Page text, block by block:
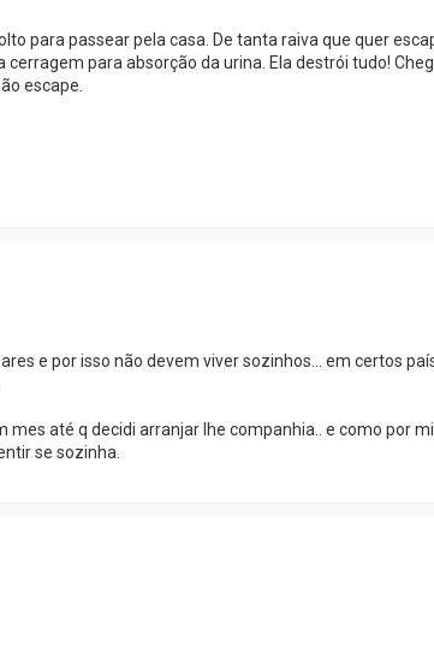
para passear pela casa. De tanta raiva que quer
para absorção da urina. Ela destrói tudo!
escape.
e por isso não devem viver sozinhos... em certos
até q decidi arranjar lhe companhia.. e como por
se sozinha.